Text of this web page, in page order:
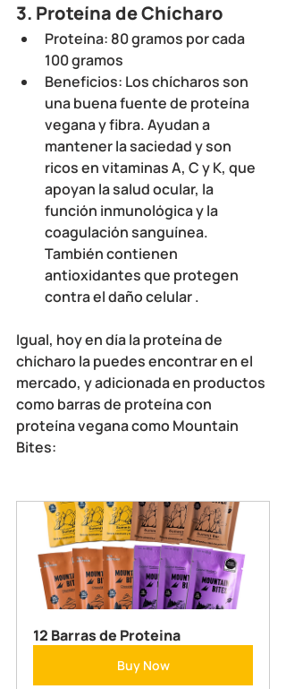
3. Proteína de Chícharo
Proteína: 80 gramos por cada
100 gramos
Beneficios: Los chícharos son
una buena fuente de proteína
vegana y fibra. Ayudan a
mantener la saciedad y son
ricos en vitaminas A, C y K, que
apoyan la salud ocular, la
función inmunológica y la
coagulación sanguínea.
También contienen
antioxidantes que protegen
contra el daño celular .
Igual, hoy en día la proteína de
chícharo la puedes encontrar en el
mercado, y adicionada en productos
como barras de proteína con
proteína vegana como Mountain
Bites:
12 Barras de Proteina
Buy Now